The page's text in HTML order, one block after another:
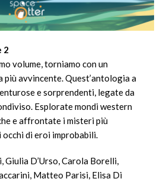
2
volume, torniamo con un
più avvincente. Quest’antologia a
e sorprendenti, legate da
Esplorate mondi western
e affrontate i misteri più
di eroi improbabili.
Giulia D’Urso, Carola Borelli,
Matteo Parisi, Elisa Di